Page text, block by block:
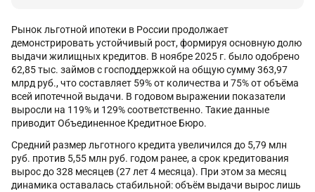
Рынок льготной ипотеки в России продолжает
демонстрировать устойчивый рост, формируя основную долю
выдачи жилищных кредитов. В ноябре 2025 г. было одобрено
62,85 тыс. займов с господдержкой на общую сумму 363,97
млрд руб., что составляет 59% от количества и 75% от объёма
всей ипотечной выдачи. В годовом выражении показатели
выросли на 119% и 129% соответственно. Такие данные
приводит Объединенное Кредитное Бюро.
Средний размер льготного кредита увеличился до 5,79 млн
руб. против 5,55 млн руб. годом ранее, а срок кредитования
вырос до 328 месяцев (27 лет 4 месяца). При этом за месяц
динамика оставалась стабильной: объём выдачи вырос лишь